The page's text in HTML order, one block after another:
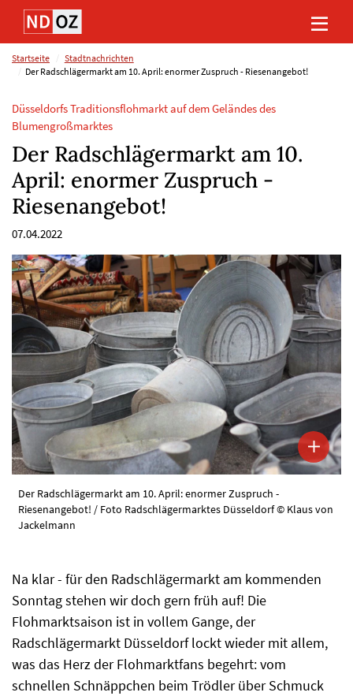
Direkt
Inhalt
(Eingabetaste)
Direkt
Hauptmenu
(Eingabetaste)
Direkt
Suche
(Eingabetaste)
Direkt
Footer
(Eingabetaste)
Startseite
Stadtnachrichten
Der Radschlägermarkt am 10. April: enormer Zuspruch - Riesenangebot!
Düsseldorfs Traditionsflohmarkt auf dem Geländes des
Blumengroßmarktes
Der Radschlägermarkt am 10.
April: enormer Zuspruch -
Riesenangebot!
07.04.2022
Der Radschlägermarkt am 10. April: enormer Zuspruch -
Riesenangebot! / Foto Radschlägermarktes Düsseldorf © Klaus von
Jackelmann
Na klar - für den Radschlägermarkt am kommenden
Sonntag stehen wir doch gern früh auf! Die
Flohmarktsaison ist in vollem Gange, der
Radschlägermarkt Düsseldorf lockt wieder mit allem,
was das Herz der Flohmarktfans begehrt: vom
schnellen Schnäppchen beim Trödler über Schmuck